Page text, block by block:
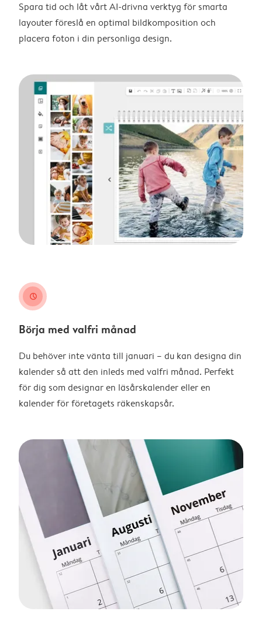
Spara tid och låt vårt AI-drivna verktyg för smarta
layouter föreslå en optimal bildkomposition och
placera foton i din personliga design.
clock
Börja med valfri månad
Du behöver inte vänta till januari – du kan designa din
kalender så att den inleds med valfri månad. Perfekt
för dig som designar en läsårskalender eller en
kalender för företagets räkenskapsår.